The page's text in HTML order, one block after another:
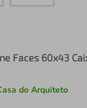
Faces 60x43
do Arquiteto